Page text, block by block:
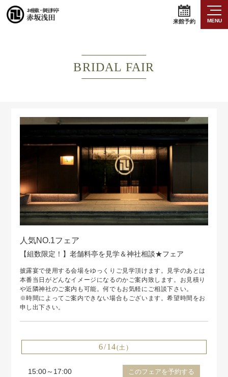
来館予約 MENU
BRIDAL FAIR
人気NO.1フェア
【組数限定！】老舗料亭を見学＆神社相談★フェア
披露宴で使用する会場をゆっくりご見学頂けます。見学のあとは
本番当日がどんなイメージになるのかご案内致します。お見積り
や近隣神社のご案内も可能。何でもお気軽にご相談下さい。
※時間によってご案内できない場合もございます。希望時間をお
申し出下さい。
6/14(土)
15:00～17:00 このフェアを予約する